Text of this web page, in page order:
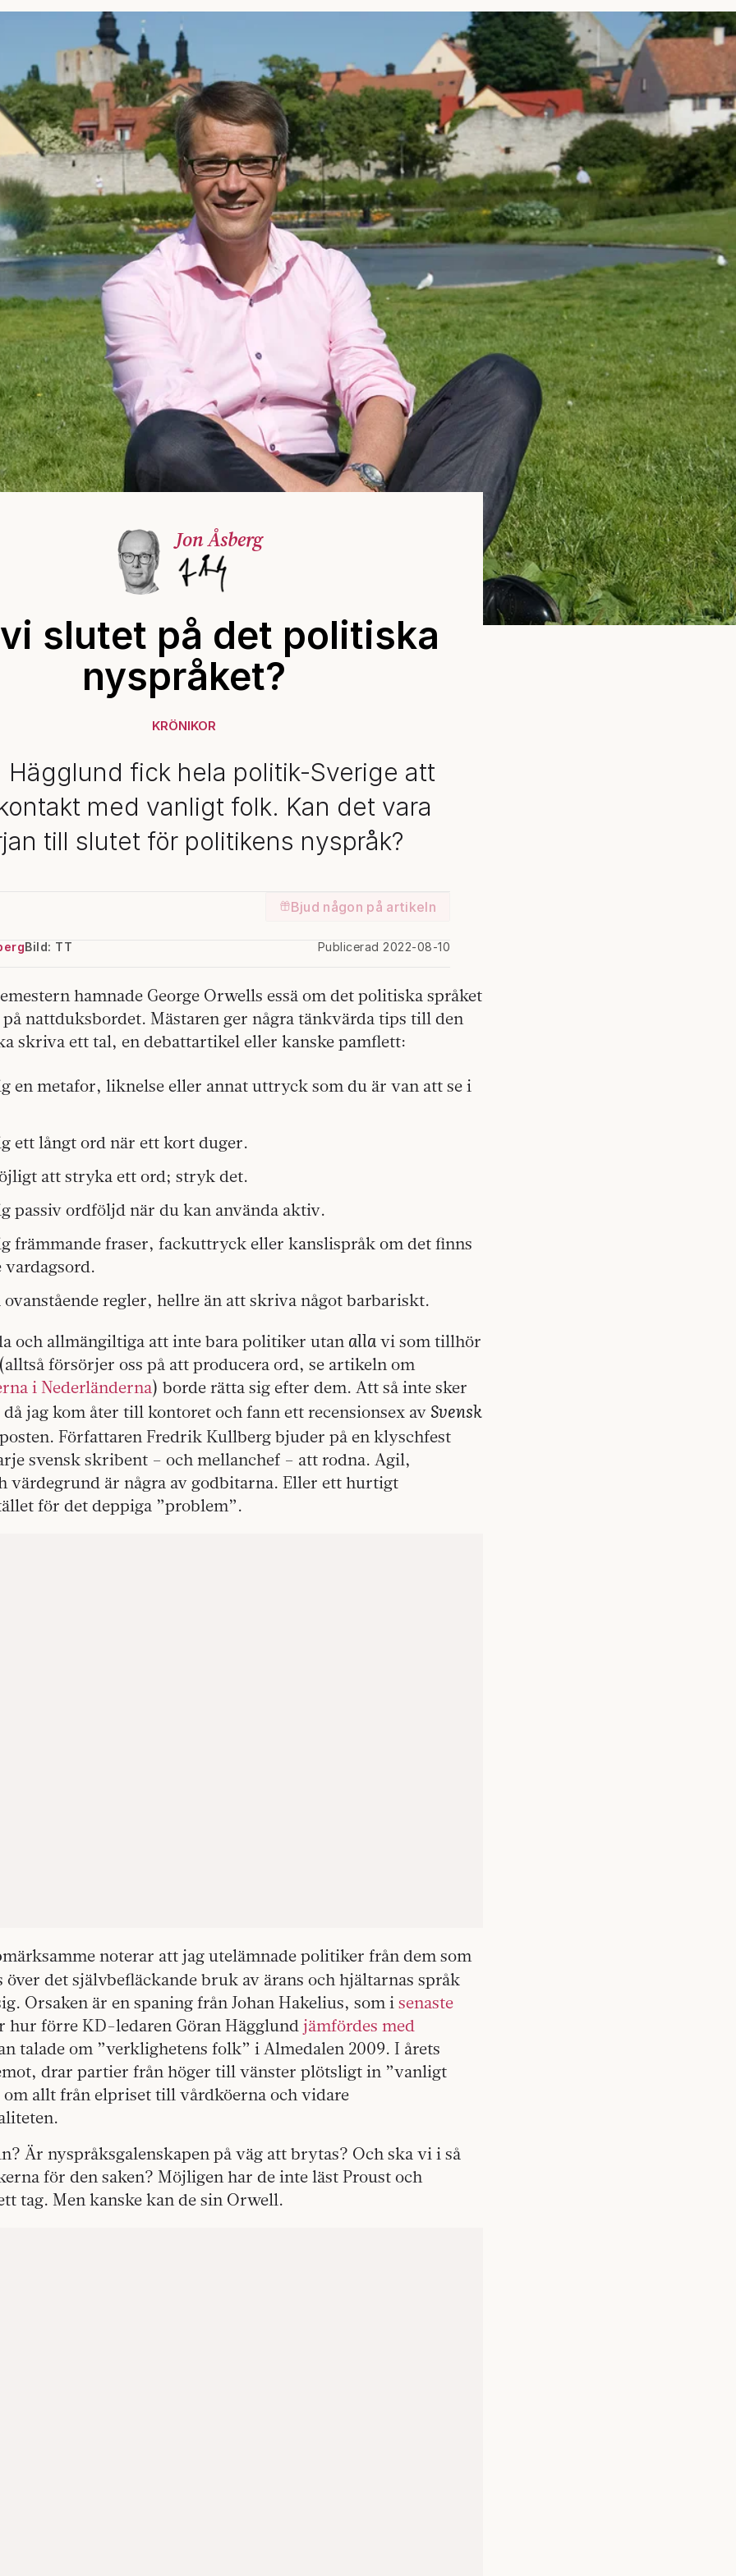
Jon Åsberg
slutet på det politiska
nyspråket?
KRÖNIKOR
Hägglund fick hela politik-Sverige att
med vanligt folk. Kan det vara
till slutet för politikens nyspråk?
Bjud någon på artikeln
Publicerad 2022-08-10
Bild: TT
hamnade George Orwells essä om det politiska språket
nattduksbordet. Mästaren ger några tänkvärda tips till den
skriva ett tal, en debattartikel eller kanske pamflett:
en metafor, liknelse eller annat uttryck som du är van att se i
ett långt ord när ett kort duger.
att stryka ett ord; stryk det.
passiv ordföljd när du kan använda aktiv.
främmande fraser, fackuttryck eller kanslispråk om det finns
vardagsord.
regler, hellre än att skriva något barbariskt.
och allmängiltiga att inte bara politiker utan alla vi som tillhör
försörjer oss på att producera ord, se artikeln om
i Nederländerna) borde rätta sig efter dem. Att så inte sker
jag kom åter till kontoret och fann ett recensionsex av Svensk
Författaren Fredrik Kullberg bjuder på en klyschfest
svensk skribent – och mellanchef – att rodna. Agil,
värdegrund är några av godbitarna. Eller ett hurtigt
för det deppiga ”problem”.
noterar att jag utelämnade politiker från dem som
över det självbefläckande bruk av ärans och hjältarnas språk
Orsaken är en spaning från Johan Hakelius, som i senaste
hur förre KD-ledaren Göran Hägglund jämfördes med
talade om ”verklighetens folk” i Almedalen 2009. I årets
drar partier från höger till vänster plötsligt in ”vanligt
allt från elpriset till vårdköerna och vidare
Är nyspråksgalenskapen på väg att brytas? Och ska vi i så
för den saken? Möjligen har de inte läst Proust och
tag. Men kanske kan de sin Orwell.